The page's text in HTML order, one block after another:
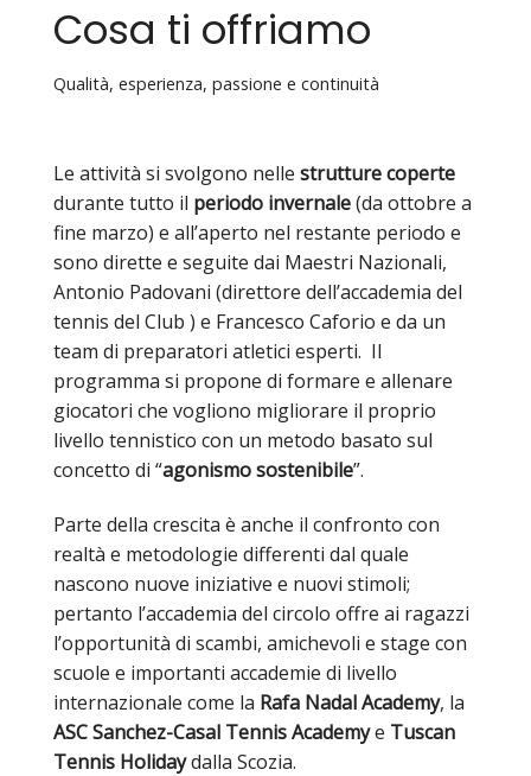
Cosa ti offriamo
Qualità, esperienza, passione e continuità
Le attività si svolgono nelle strutture coperte
durante tutto il periodo invernale(da ottobre a
fine marzo) e all’aperto nel restante periodo e
sono dirette e seguite dai Maestri Nazionali,
Antonio Padovani (direttore dell’accademia del
tennis del Club ) e Francesco Caforio e da un
team di preparatori atletici esperti. Il
programma si propone di formare e allenare
giocatori che vogliono migliorare il proprio
livello tennistico con un metodo basato sul
concetto di “agonismo sostenibile”.
Parte della crescita è anche il confronto con
realtà e metodologie differenti dal quale
nascono nuove iniziative e nuovi stimoli;
pertanto l’accademia del circolo offre ai ragazzi
l’opportunità di scambi, amichevoli e stage con
scuole e importanti accademie di livello
internazionale come la Rafa Nadal Academy, la
ASC Sanchez-Casal Tennis Academye Tuscan
Tennis Holidaydalla Scozia.